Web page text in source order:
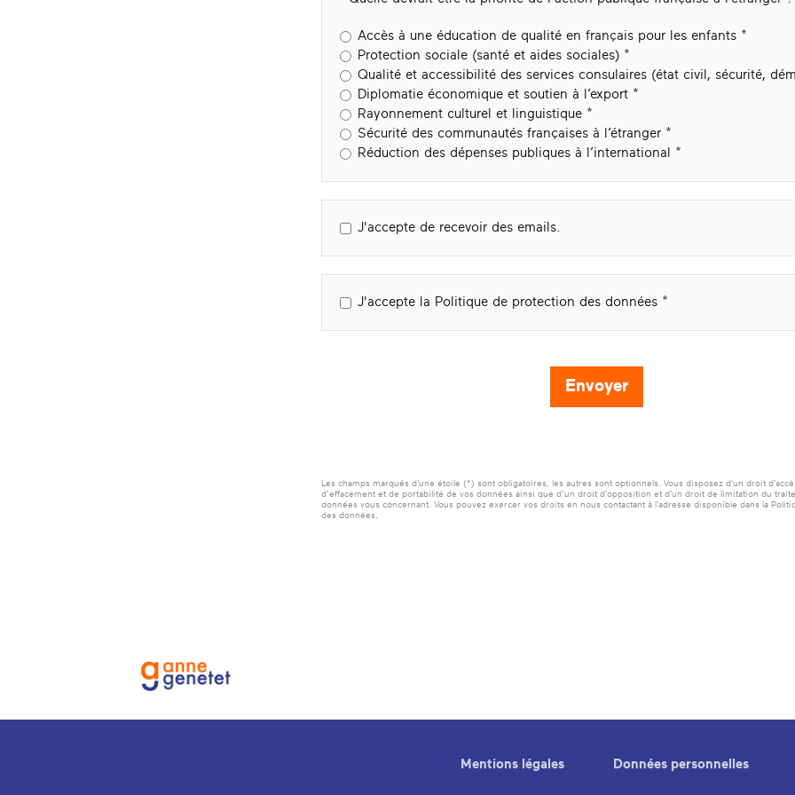
Accès à une éducation de qualité en français pour les enfants
Protection sociale (santé et aides sociales)
Qualité et accessibilité des services consulaires (état civil, sécurité,
Diplomatie économique et soutien à l’export
Rayonnement culturel et linguistique
Sécurité des communautés françaises à l’étranger
Réduction des dépenses publiques à l’international
J'accepte de recevoir des emails.
J'accepte la Politique de protection des données
Envoyer
Les champs marqués d'une étoile (*) sont obligatoires, les autres sont optionnels. Vous disposez d'un droit
d’effacement et de portabilité de vos données ainsi que d’un droit d'opposition et d'un droit de limitation du
données vous concernant. Vous pouvez exercer vos droits en nous contactant à l'adresse disponible dans la
des données.
Mentions légales Données personnelles